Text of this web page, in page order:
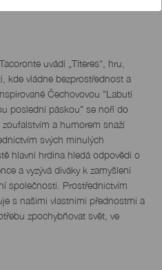
uvádí „Títeres“, hru,
kde vládne bezprostřednost a
Čechovovou "Labutí
poslední páskou" se noří do
a humorem snaží
svých minulých
hlavní hrdina hledá odpovědi o
a vyzývá diváky k zamyšlení
společnosti. Prostřednictvím
s našimi vlastními přednostmi a
zpochybňovat svět, ve